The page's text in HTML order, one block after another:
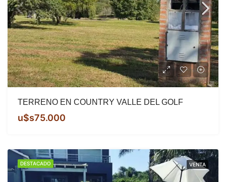
TERRENO EN COUNTRY VALLE DEL GOLF
u$s75.000
DESTACADO VENTA